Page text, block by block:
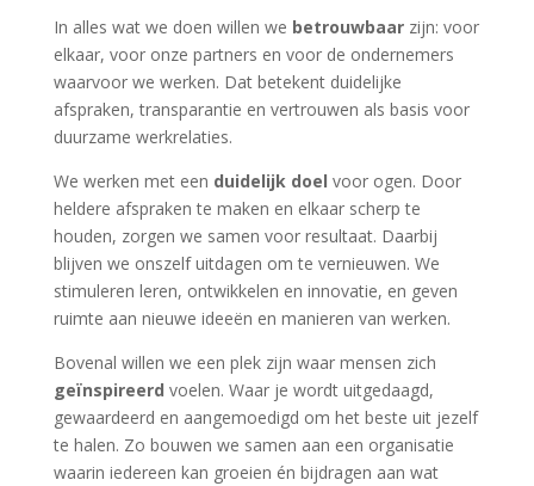
In alles wat we doen willen we betrouwbaarzijn: voor
elkaar, voor onze partners en voor de ondernemers
waarvoor we werken. Dat betekent duidelijke
afspraken, transparantie en vertrouwen als basis voor
duurzame werkrelaties.
We werken met een duidelijk doel voor ogen. Door
heldere afspraken te maken en elkaar scherp te
houden, zorgen we samen voor resultaat. Daarbij
blijven we onszelf uitdagen om te vernieuwen. We
stimuleren leren, ontwikkelen en innovatie, en geven
ruimte aan nieuwe ideeën en manieren van werken.
Bovenal willen we een plek zijn waar mensen zich
geïnspireerd voelen. Waar je wordt uitgedaagd,
gewaardeerd en aangemoedigd om het beste uit jezelf
te halen. Zo bouwen we samen aan een organisatie
waarin iedereen kan groeien én bijdragen aan wat